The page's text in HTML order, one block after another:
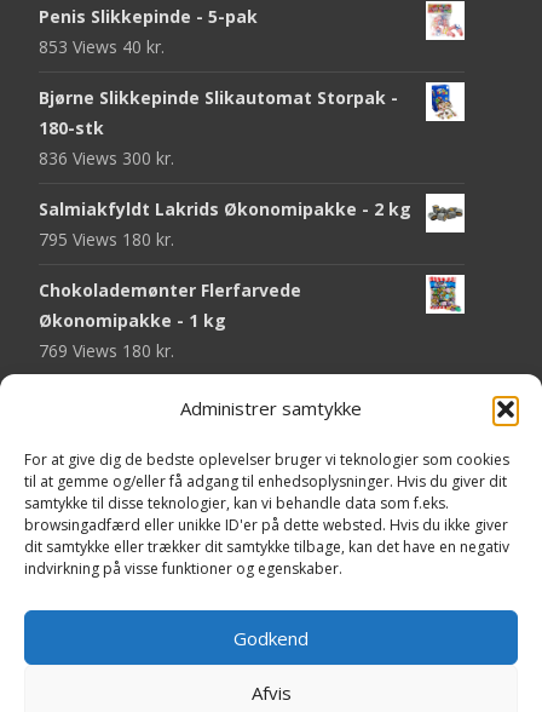
Administrer samtykke
For at give dig de bedste oplevelser bruger vi teknologier som cookies
til at gemme og/eller få adgang til enhedsoplysninger. Hvis du giver dit
samtykke til disse teknologier, kan vi behandle data som f.eks.
browsingadfærd eller unikke ID'er på dette websted. Hvis du ikke giver
dit samtykke eller trækker dit samtykke tilbage, kan det have en negativ
indvirkning på visse funktioner og egenskaber.
Godkend
Afvis
Penis Slikkepinde - 5-pak
853 Views 40 kr.
Bjørne Slikkepinde Slikautomat Storpak -
180-stk
836 Views 300 kr.
Salmiakfyldt Lakrids Økonomipakke - 2 kg
795 Views 180 kr.
Chokolademønter Flerfarvede
Økonomipakke - 1 kg
769 Views 180 kr.
Malaco Stjerner Lakrids - 92 gram
Pringles Hot & Spicy - 165 gram
745 Views40 kr.
Fini Krudttønder Tyggegummi